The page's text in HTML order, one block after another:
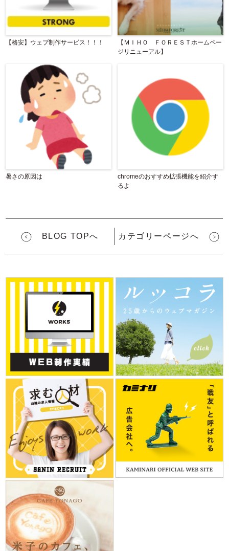
【格安】ウェブ制作サービス！！！
【ＭＩＨＯ ＦＯＲＥＳＴホームペー
ジリニューアル】
暑さの原因は
chromeのおすすめ拡張機能を紹介す
るよ
BLOG TOPへ カテゴリーページへ